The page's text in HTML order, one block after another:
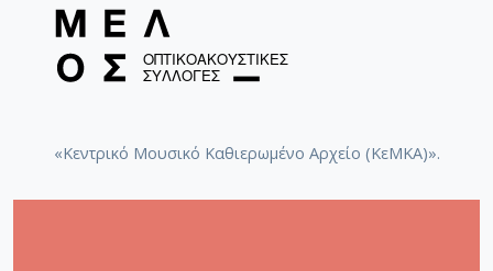
«Κεντρικό Μουσικό Καθιερωμένο Αρχείο (ΚεΜΚΑ)».